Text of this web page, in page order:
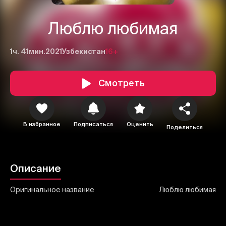
Люблю любимая
1ч. 41мин.2021Узбекистан16+
Смотреть
В избранное Подписаться Оценить Поделиться
Описание
Оригинальное название Люблю любимая
1 2 3
Отправить
Отменить Авторизоваться